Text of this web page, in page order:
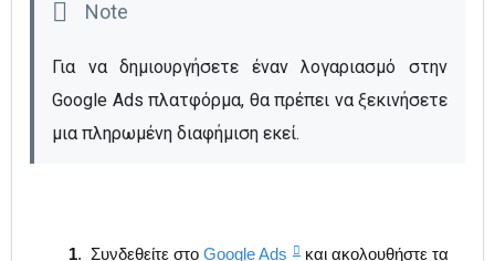
Για να δημιουργήσετε έναν λογαριασμό στην
Google Ads πλατφόρμα, θα πρέπει να ξεκινήσετε
μια πληρωμένη διαφήμιση εκεί.
1. Συνδεθείτε στο Google Ads
και ακολουθήστε τα